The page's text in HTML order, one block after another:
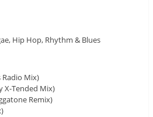
Hip Hop, Rhythm & Blues
Radio Mix)
X-Tended Mix)
Remix)